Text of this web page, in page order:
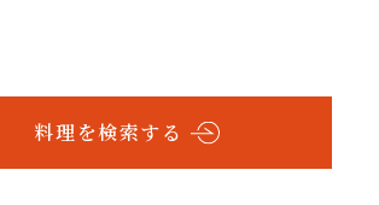
料理を検索する